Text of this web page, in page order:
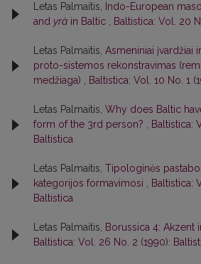
Letas Palmaitis, Indo-European
and yrà in Baltic , Baltistica: Vol. 20
Letas Palmaitis, Asmeniniai įvardžiai
proto-sistemos rekonstravimas
medžiaga) , Baltistica: Vol. 10 No. 1
Letas Palmaitis, Why does Baltic
form of the 3rd person? , Baltistica:
Baltistica
Letas Palmaitis, Tipologinės
kategorijos formavimosi , Baltistica:
Baltistica
Letas Palmaitis, Borussica 4: Akzent
Baltistica: Vol. 26 No. 2 (1990):